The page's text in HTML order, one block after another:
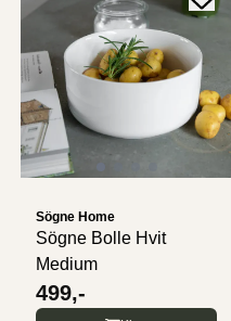
Sögne Home
Sögne Bolle Hvit
Medium
499,-